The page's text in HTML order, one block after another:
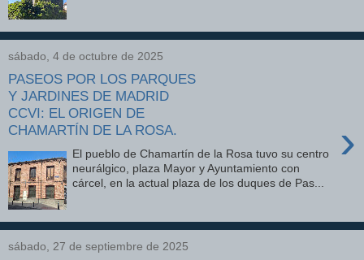
sábado, 4 de octubre de 2025
PASEOS POR LOS PARQUES
Y JARDINES DE MADRID
CCVI: EL ORIGEN DE
CHAMARTÍN DE LA ROSA.
›
El pueblo de Chamartín de la Rosa tuvo su centro
neurálgico, plaza Mayor y Ayuntamiento con
cárcel, en la actual plaza de los duques de Pas...
sábado, 27 de septiembre de 2025